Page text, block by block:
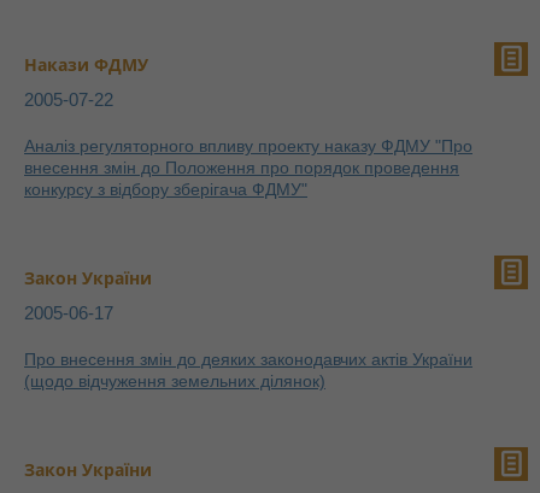
Накази ФДМУ
2005-07-22
Аналіз регуляторного впливу проекту наказу ФДМУ "Про
внесення змін до Положення про порядок проведення
конкурсу з відбору зберігача ФДМУ"
Закон України
2005-06-17
Про внесення змін до деяких законодавчих актів України
(щодо відчуження земельних ділянок)
Закон України